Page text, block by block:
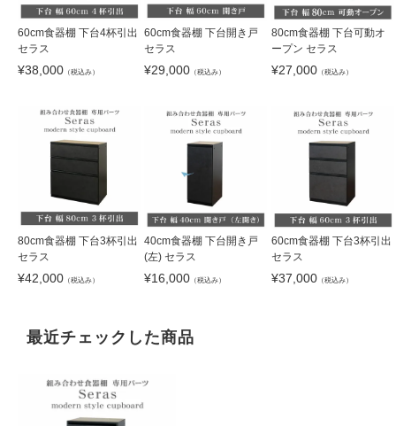
60cm食器棚 下台4杯引出
セラス
¥38,000 （税込み）
60cm食器棚 下台開き戸
セラス
¥29,000 （税込み）
80cm食器棚 下台可動オ
ープン セラス
¥27,000（税込み）
80cm食器棚 下台3杯引出
セラス
¥42,000 （税込み）
40cm食器棚 下台開き戸
(左) セラス
¥16,000 （税込み）
60cm食器棚 下台3杯引出
セラス
¥37,000（税込み）
最近チェックした商品